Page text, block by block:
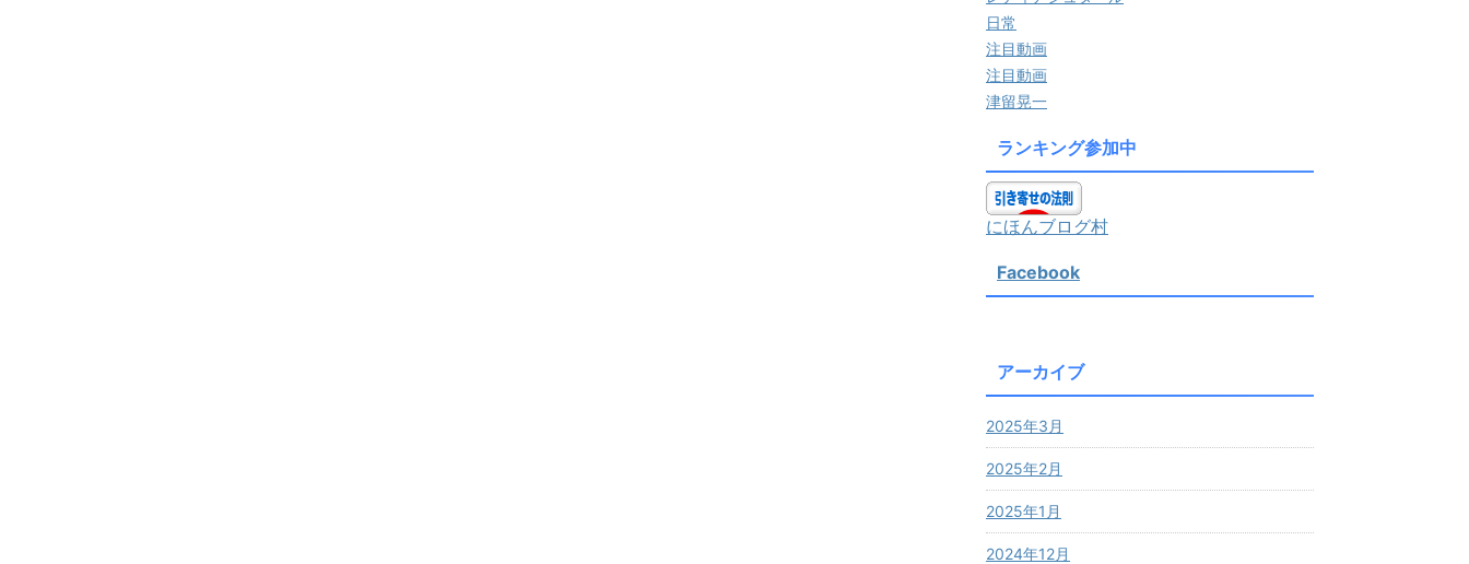
日常
注目動画
注目動画
津留晃一
ランキング参加中
にほんブログ村
Facebook
アーカイブ
2025年3月
2025年2月
2025年1月
2024年12月